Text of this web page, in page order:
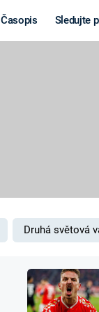
Časopis Sledujte
MARS
Druhá světová